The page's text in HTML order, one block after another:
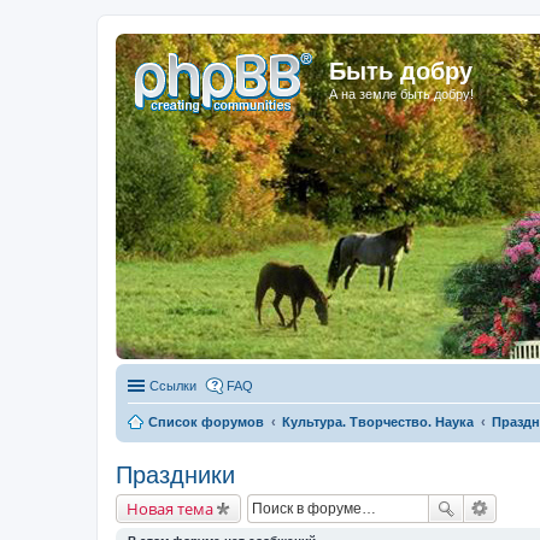
Быть добру
А на земле быть добру!
Ссылки FAQ
Список форумов Культура. Творчество. Наука
Праздники
Новая тема